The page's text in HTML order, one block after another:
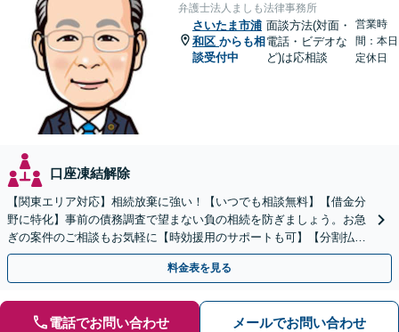
弁護士法人ましも法律事務所
さいたま市浦
和区 からも相
談受付中
面談方法(対面・
電話・ビデオな
ど)は応相談
営業時
間：本日
定休日
口座凍結解除
【関東エリア対応】相続放棄に強い！【いつでも相談無料】【借金分
野に特化】事前の債務調査で望まない負の相続を防ぎましょう。お急
ぎの案件のご相談もお気軽に【時効援用のサポートも可】【分割払い
利用可】【休日電話相談可能】
料金表を見る
電話でお問い合わせ メールでお問い合わせ